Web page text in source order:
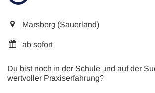
Marsberg (Sauerland)
ab sofort
Du bist noch in der Schule und auf der
wertvoller Praxiserfahrung?